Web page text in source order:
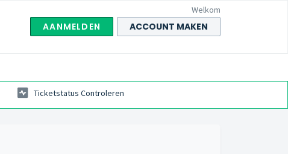
Welkom
AANMELDEN ACCOUNT MAKEN
Ticketstatus Controleren